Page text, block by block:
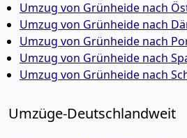
Umzug von Grünheide nach
Umzug von Grünheide nach
Umzug von Grünheide nach
Umzug von Grünheide nach
Umzug von Grünheide nach
Umzüge-Deutschlandweit